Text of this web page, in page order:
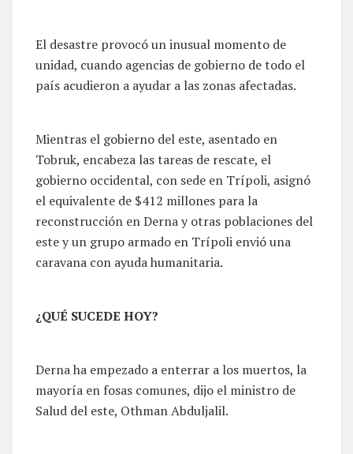
El desastre provocó un inusual momento de
unidad, cuando agencias de gobierno de todo el
país acudieron a ayudar a las zonas afectadas.
Mientras el gobierno del este, asentado en
Tobruk, encabeza las tareas de rescate, el
gobierno occidental, con sede en Trípoli, asignó
el equivalente de $412 millones para la
reconstrucción en Derna y otras poblaciones del
este y un grupo armado en Trípoli envió una
caravana con ayuda humanitaria.
¿QUÉ SUCEDE HOY?
Derna ha empezado a enterrar a los muertos, la
mayoría en fosas comunes, dijo el ministro de
Salud del este, Othman Abduljalil.